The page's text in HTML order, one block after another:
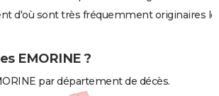
d'où sont très fréquemment originaires
EMORINE ?
par département de décès.